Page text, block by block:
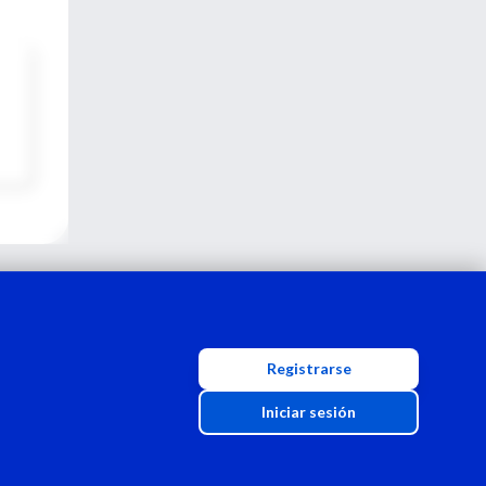
Registrarse
Iniciar sesión